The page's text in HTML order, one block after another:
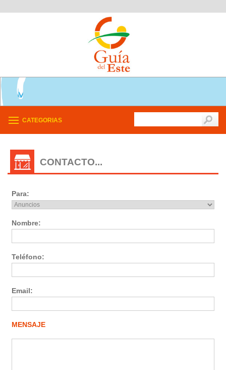
CATEGORIAS
CONTACTO...
Para:
Nombre:
Teléfono:
Email:
MENSAJE